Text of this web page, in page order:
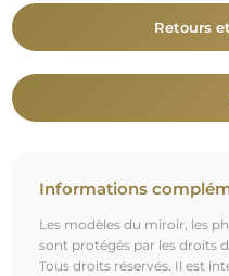
Retours
Informations
Les modèles du miroir, les
sont protégés par les droits
Tous droits réservés. Il est